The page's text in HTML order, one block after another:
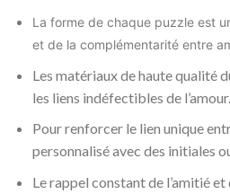
La forme de chaque puzzle est
et de la complémentarité entre
Les matériaux de haute qualité
les liens indéfectibles de l’amour.
Pour renforcer le lien unique
personnalisé avec des initiales
Le rappel constant de l’amitié